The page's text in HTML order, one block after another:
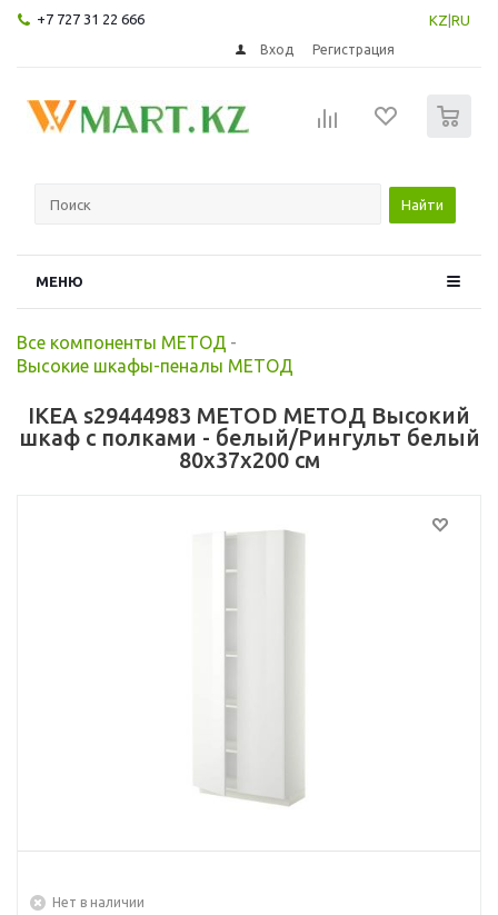
+7 727 31 22 666 KZ RU
Вход Регистрация
Найти
МЕНЮ
Все компоненты МЕТОД -
Высокие шкафы-пеналы МЕТОД
IKEA s29444983 METOD МЕТОД Высокий
шкаф с полками - белый/Рингульт белый
80x37x200 см
Нет в наличии